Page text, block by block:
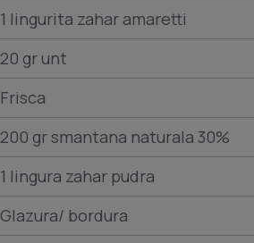
1 lingurita zahar amaretti
20 gr unt
Frisca
200 gr smantana naturala 30%
1 lingura zahar pudra
Glazura/ bordura